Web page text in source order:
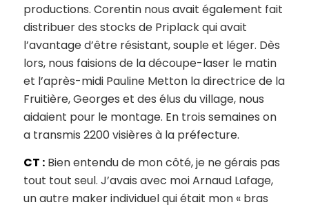
productions. Corentin nous avait également fait
distribuer des stocks de Priplack qui avait
l’avantage d’être résistant, souple et léger. Dès
lors, nous faisions de la découpe-laser le matin
et l’après-midi Pauline Metton la directrice de la
Fruitière, Georges et des élus du village, nous
aidaient pour le montage. En trois semaines on
a transmis 2200 visières à la préfecture.
CT :Bien entendu de mon côté, je ne gérais pas
tout tout seul. J’avais avec moi Arnaud Lafage,
un autre maker individuel qui était mon « bras